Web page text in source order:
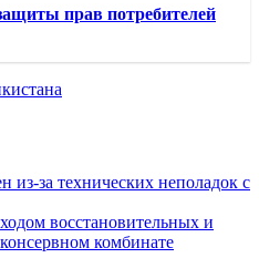
прав потребителей
за технических неполадок с
восстановительных и
комбинате